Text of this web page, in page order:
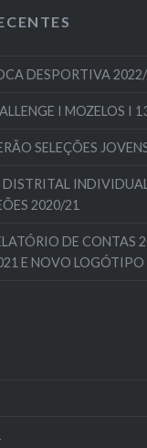
DESPORTIVA
I MOZELOS I
SELEÇÕES
2020/21
DE CONTAS
E NOVO LOGÓTIPO